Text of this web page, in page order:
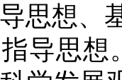
思想、
思想